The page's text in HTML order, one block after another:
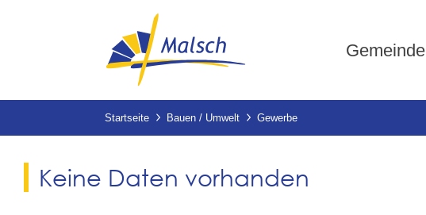
Gemeinde
Startseite Bauen / Umwelt Gewerbe
Keine Daten vorhanden